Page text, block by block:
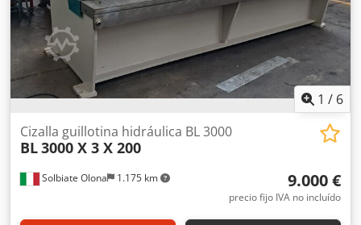
1 / 6
Solbiate Olona 1.175 km
Cizalla guillotina hidráulica BL 3000
BL3000 X 3 X 200
9.000 €
precio fijo IVA no incluído